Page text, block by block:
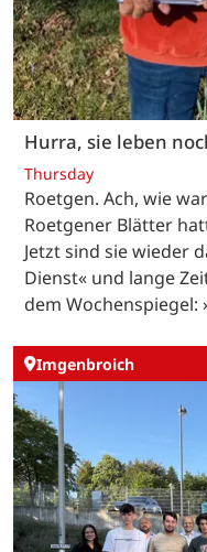
Hurra, sie leben
Thursday
Roetgen. Ach, wie
Roetgener Blätter
Jetzt sind sie wieder
Dienst« und lange
dem Wochenspiegel:
Imgenbroich